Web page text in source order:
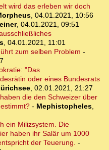
wird das erleben wir doch
, 04.01.2021, 10:56
, 04.01.2021, 09:51
, 04.01.2021, 11:01
zum selben Problem -
"Das
oder eines Bundesrats
, 02.01.2021, 21:27
die den Schweizer über
- Mephistopheles,
ein Milizsystem. Die
haben ihr Salär um 1000
der Teuerung. -